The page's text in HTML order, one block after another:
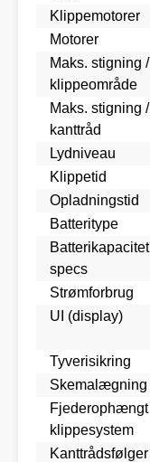
Klippemotorer
Motorer
Maks. stigning /
klippeområde
Maks. stigning /
kanttråd
Lydniveau
Klippetid
Opladningstid
Batteritype
Batterikapacitet
specs
Strømforbrug
UI (display)
Tyverisikring
Skemalægning
Fjederophængt
klippesystem
Kanttrådsfølger